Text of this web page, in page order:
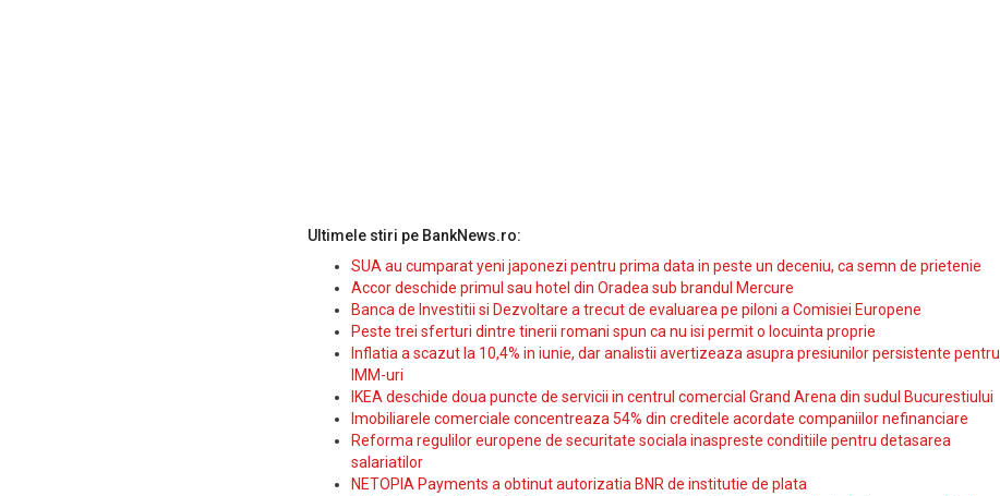
Ultimele stiri pe BankNews.ro:
SUA au cumparat yeni japonezi pentru prima data in peste un deceniu, ca semn de prietenie
Accor deschide primul sau hotel din Oradea sub brandul Mercure
Banca de Investitii si Dezvoltare a trecut de evaluarea pe piloni a Comisiei Europene
Peste trei sferturi dintre tinerii romani spun ca nu isi permit o locuinta proprie
Inflatia a scazut la 10,4% in iunie, dar analistii avertizeaza asupra presiunilor persistente pentru
IMM-uri
IKEA deschide doua puncte de servicii in centrul comercial Grand Arena din sudul Bucurestiului
Imobiliarele comerciale concentreaza 54% din creditele acordate companiilor nefinanciare
Reforma regulilor europene de securitate sociala inaspreste conditiile pentru detasarea
salariatilor
NETOPIA Payments a obtinut autorizatia BNR de institutie de plata